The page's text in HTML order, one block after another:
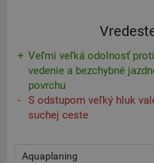
Veľmi veľká odolnosť
vedenie a bezchybné
povrchu
S odstupom veľký hluk
suchej ceste
Aquaplaning